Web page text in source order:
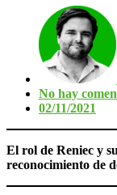
No hay
02/11/2021
El rol de Reniec y
reconocimiento de